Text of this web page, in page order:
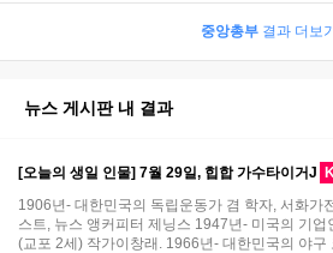
중앙총부 결과 더보
뉴스 게시판 내 결과
[오늘의 생일 인물] 7월 29일, 힙합 가수타이거J
1906년- 대한민국의 독립운동가 겸 학자, 서화가
스트, 뉴스 앵커피터 제닝스 1947년- 미국의 기
(교포 2세) 작가이창래. 1966년- 대한민국의 야구